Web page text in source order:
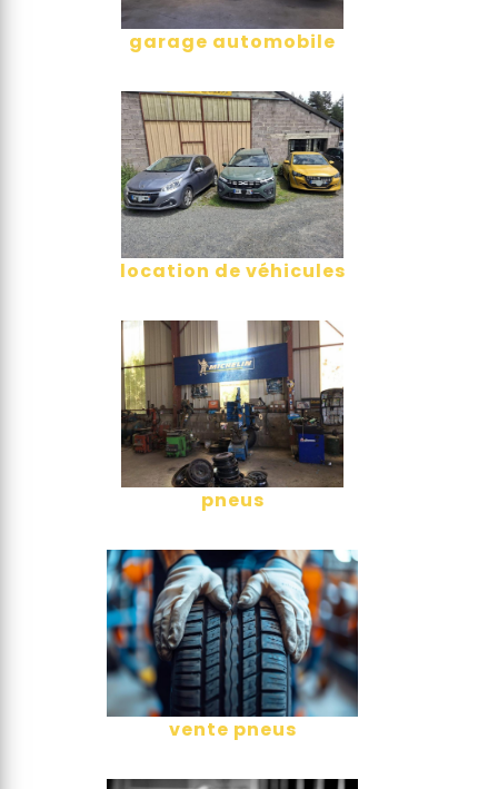
garage automobile
location de véhicules
pneus
vente pneus